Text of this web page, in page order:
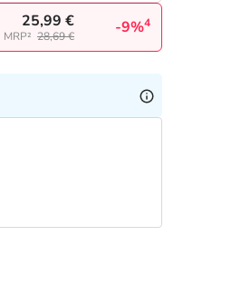
25,99 €
MRP² 28,69 € -9%4